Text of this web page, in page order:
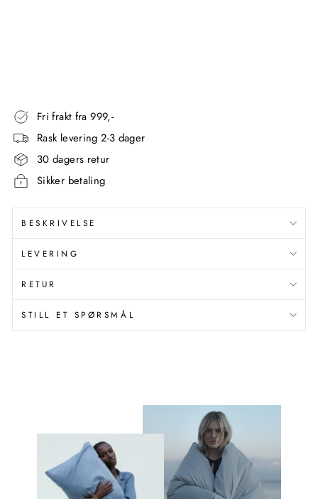
Fri frakt fra 999,-
Rask levering 2-3 dager
30 dagers retur
Sikker betaling
BESKRIVELSE
LEVERING
RETUR
STILL ET SPØRSMÅL